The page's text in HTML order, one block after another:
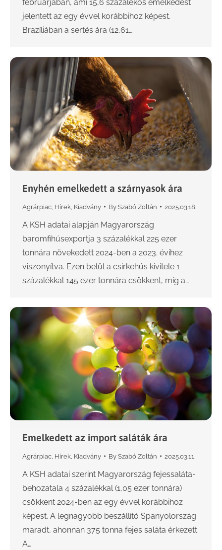
februárjában, ami 15,6 százalékos emelkedést
jelentett az egy évvel korábbihoz képest.
Brazíliában a sertés ára (12,61…
Enyhén emelkedett a szárnyasok ára
Agrárpiac Hírek Kiadvány By Szabó Zoltán 2025.03.18.
A KSH adatai alapján Magyarország
baromfihúsexportja 3 százalékkal 225 ezer
tonnára növekedett 2024-ben a 2023. évihez
viszonyítva. Ezen belül a csirkehús kivitele 1
százalékkal 145 ezer tonnára csökkent, míg a…
Emelkedett az import saláták ára
Agrárpiac Hírek Kiadvány By Szabó Zoltán 2025.03.11.
A KSH adatai szerint Magyarország fejessaláta-
behozatala 4 százalékkal (1,05 ezer tonnára)
csökkent 2024-ben az egy évvel korábbihoz
képest. A legnagyobb beszállító Spanyolország
maradt, ahonnan 375 tonna fejes saláta érkezett.
A…